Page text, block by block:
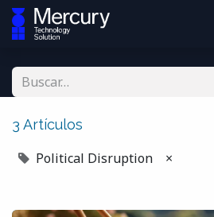
3 Artículos
Political Disruption ×